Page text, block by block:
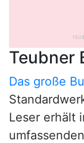
Teubner
Das große
Leser erhält